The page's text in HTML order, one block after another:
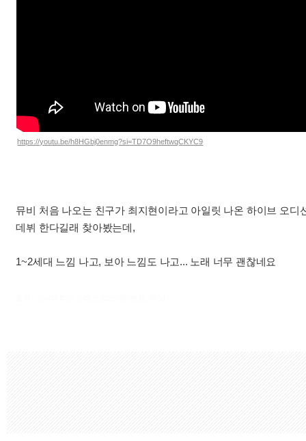
https://youtu.be/h8HGbj0enmg?si=TD7O9heftwqCKYC9
뮤비 처음 나오는 친구가 최지현이라고 아일릿 나온 하이브 오디
데뷔 한다길래 찾아봤는데,
1~2세대 느낌 나고, 보아 느낌도 나고... 노래 너무 괜찮네요